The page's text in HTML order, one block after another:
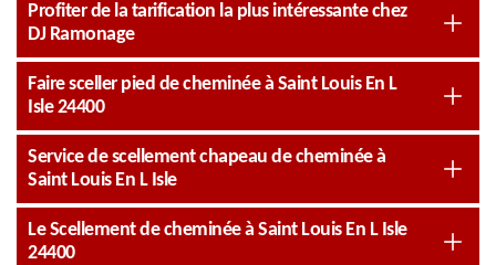
Profiter de la tarification la plus intéressante chez
DJ Ramonage
Faire sceller pied de cheminée à Saint Louis En L
Isle 24400
Service de scellement chapeau de cheminée à
Saint Louis En L Isle
Le Scellement de cheminée à Saint Louis En L Isle
24400